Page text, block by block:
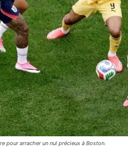
pour arracher un nul précieux à Boston.